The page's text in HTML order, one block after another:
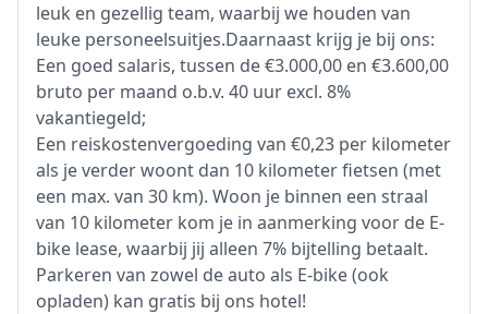
leuk en gezellig team, waarbij we houden van
leuke personeelsuitjes.Daarnaast krijg je bij ons:
Een goed salaris, tussen de €3.000,00 en €3.600,00
bruto per maand o.b.v. 40 uur excl. 8%
vakantiegeld;
Een reiskostenvergoeding van €0,23 per kilometer
als je verder woont dan 10 kilometer fietsen (met
een max. van 30 km). Woon je binnen een straal
van 10 kilometer kom je in aanmerking voor de E-
bike lease, waarbij jij alleen 7% bijtelling betaalt.
Parkeren van zowel de auto als E-bike (ook
opladen) kan gratis bij ons hotel!